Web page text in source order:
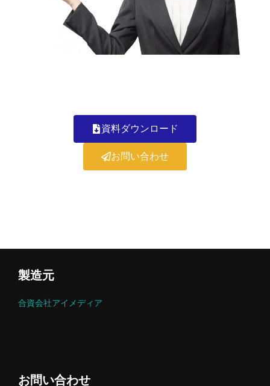
資料ダウンロード
お問い合わせ
製造元
合資会社アイメディア
お問い合わせ